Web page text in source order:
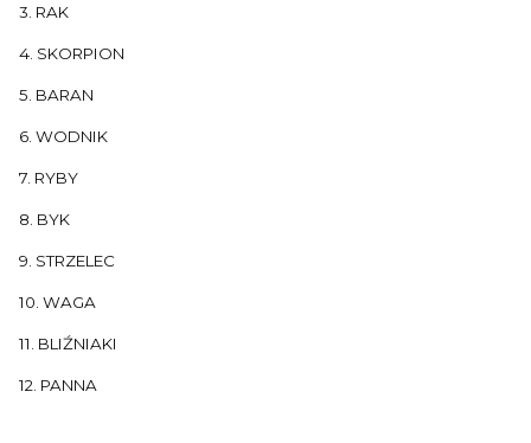
3. RAK
4. SKORPION
5. BARAN
6. WODNIK
7. RYBY
8. BYK
9. STRZELEC
10. WAGA
11. BLIŹNIAKI
12. PANNA